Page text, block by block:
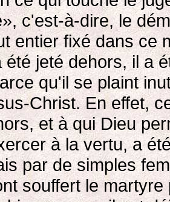
c'est-à-dire, le
entier fixé dans ce
été jeté dehors, il a
qu'il se plaint
Christ. En effet,
et à qui Dieu
à la vertu, a
par de simples
souffert le